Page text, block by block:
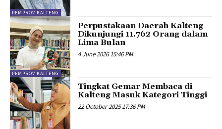
PEMPROV KALTENG
PEMPROV KALTENG
Perpustakaan Daerah Kalteng
Dikunjungi 11.762 Orang dalam
Lima Bulan
4 June 2026 15:46 PM
Tingkat Gemar Membaca di
Kalteng Masuk Kategori Tinggi
22 October 2025 17:36 PM